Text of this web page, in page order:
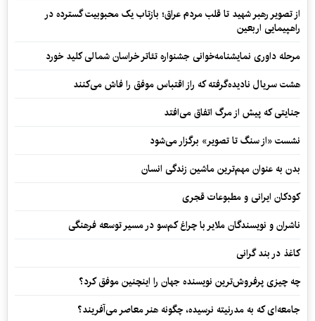
از تصویر رهبر شهید تا قلب مردم عراق؛ بازتاب یک محبوبیت گسترده در
راهپیمایی اربعین
مرحله داوری نمایشنامه‌خوانی جشنواره تئاتر خراسان شمالی کلید خورد
هشت سریال نادیده‌گرفته که راز اقتباس موفق را فاش می‌کنند
جنایتی که پیش از مرگ اتفاق می‌افتد
نشست «از سنگ تا تصویر» برگزار می‌شود
بدن به عنوان مهم‌ترین ماشین زندگی انسان
کودکان ایرانی و مطبوعات قجری
ناشران و نویسندگان ملایر با چراغ کم‌سو در مسیر توسعه فرهنگی
کاغذ در بند گرانی
چه چیزی پرفروش‌ترین نویسنده جهان را اینچنین موفق کرد؟
جامعه‌ای که به مدرنیته نرسیده، چگونه هنر معاصر می‌آفریند؟